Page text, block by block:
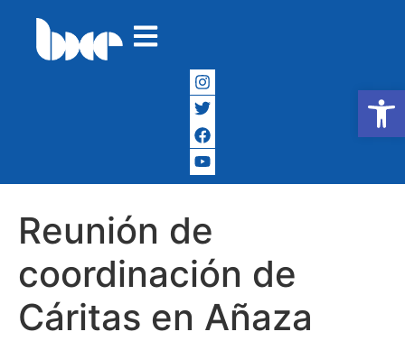
Abrir
Reunión de
coordinación de
Cáritas en Añaza